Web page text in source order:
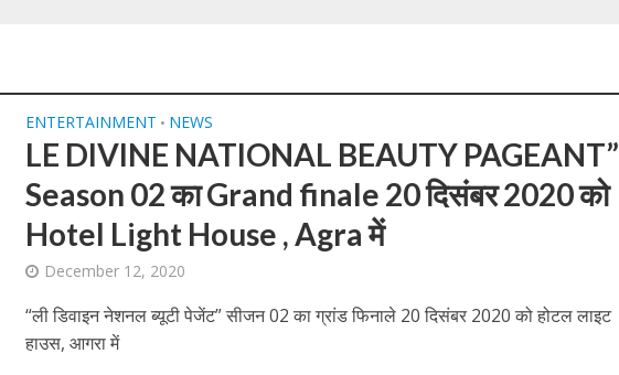
शिवानी सिंह का नया बोलबम गीत तोहरे के मांगिला जानु हुआ रिलीज, दर्शकों का मिल रहा भरपूर प्यार
ENTERTAINMENT • NEWS
LE DIVINE NATIONAL BEAUTY PAGEANT”
Season 02 का Grand finale 20 दिसंबर 2020 को
Hotel Light House , Agra में
December 12, 2020
“ली डिवाइन नेशनल ब्यूटी पेजेंट” सीजन 02 का ग्रांड फिनाले 20 दिसंबर 2020 को होटल लाइट
हाउस, आगरा में